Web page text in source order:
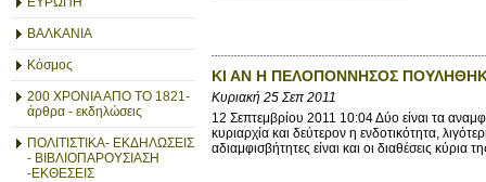
ΒΑΛΚΑΝΙΑ
Κόσμος
200 ΧΡΟΝΙΑ ΑΠΟ ΤΟ 1821-
άρθρα - εκδηλώσεις
ΠΟΛΙΤΙΣΤΙΚΑ- ΕΚΔΗΛΩΣΕΙΣ
- ΒΙΒΛΙΟΠΑΡΟΥΣΙΑΣΗ
-ΕΚΘΕΣΕΙΣ
ΚΙ ΑΝ Η ΠΕΛΟΠΟΝΝΗΣΟΣ
Κυριακή 25 Σεπ 2011
12 Σεπτεμβρίου 2011 10:04 Δύο είναι τα
κυριαρχία και δεύτερον η ενδοτικότητα,
αδιαμφισβήτητες είναι και οι διαθέσεις κύρια